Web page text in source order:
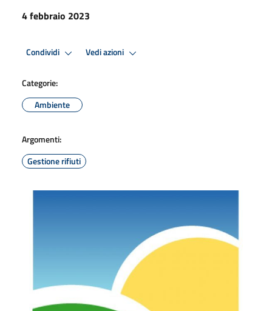
4 febbraio 2023
Condividi Vedi azioni
Categorie:
Ambiente
Argomenti:
Gestione rifiuti